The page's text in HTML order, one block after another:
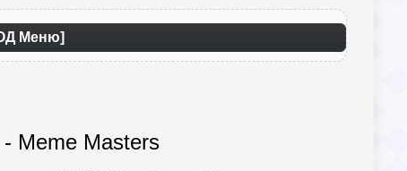
Меню]
- Meme Masters